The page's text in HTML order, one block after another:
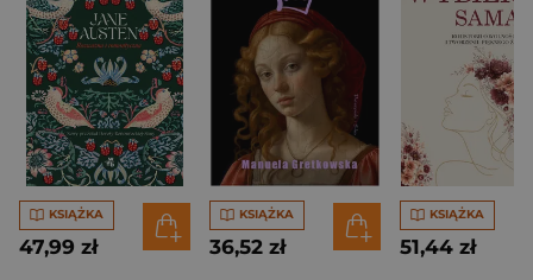
KSIĄŻKA
47,99 zł
KSIĄŻKA
36,52 zł
KSIĄŻKA
51,44 zł